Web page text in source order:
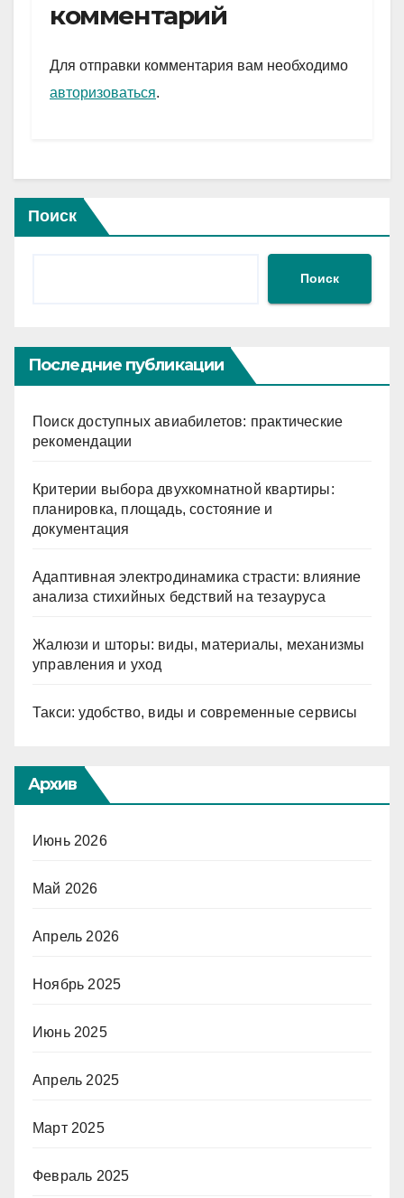
a
m
A
p
и
комментарий
Для отправки комментария вам необходимо
авторизоваться.
Поиск
Поиск
Последние публикации
Поиск доступных авиабилетов: практические
рекомендации
Критерии выбора двухкомнатной квартиры:
планировка, площадь, состояние и
документация
Адаптивная электродинамика страсти: влияние
анализа стихийных бедствий на тезауруса
Жалюзи и шторы: виды, материалы, механизмы
управления и уход
Такси: удобство, виды и современные сервисы
Архив
Июнь 2026
Май 2026
Апрель 2026
Ноябрь 2025
Июнь 2025
Апрель 2025
Март 2025
Февраль 2025